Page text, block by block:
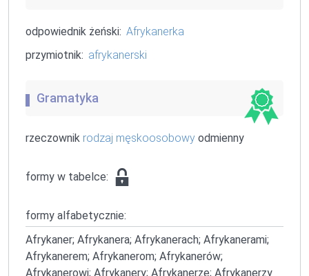
odpowiednik żeński: Afrykanerka
przymiotnik: afrykanerski
Gramatyka
rzeczownik rodzaj męskoosobowy odmienny
formy w tabelce:
formy alfabetycznie:
Afrykaner; Afrykanera; Afrykanerach; Afrykanerami;
Afrykanerem; Afrykanerom; Afrykanerów;
Afrykanerowi; Afrykanery; Afrykanerze; Afrykanerzy